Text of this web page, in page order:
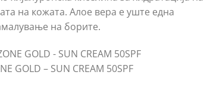
на кожата. Алое вера е уште една
на борите.
GOLD – SUN CREAM 50SPF